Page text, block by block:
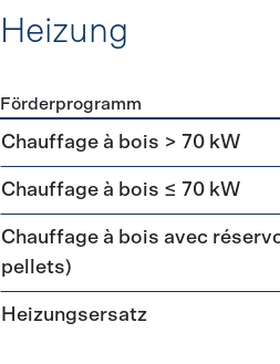
Heizung
Förderprogramme Heizung
Förderprogramm
Chauffage à bois > 70 kW
Chauffage à bois ≤ 70 kW
Chauffage à bois avec
pellets)
Heizungsersatz